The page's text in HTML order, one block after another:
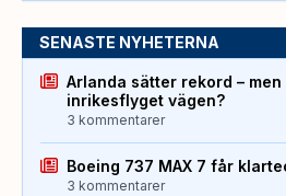
SENASTE NYHETERNA
Arlanda sätter rekord –
inrikesflyget vägen?
3 kommentarer
Boeing 737 MAX 7 får
3 kommentarer